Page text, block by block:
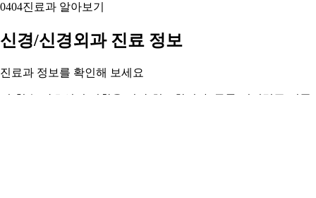
0404진료과 알아보기
신경/신경외과 진료 정보
진료과 정보를 확인해 보세요
뇌·척수·말초신경 질환을 진단·치료합니다. 두통·어지럼증·뇌졸